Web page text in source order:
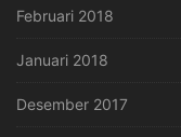
Februari 2018
Januari 2018
Desember 2017